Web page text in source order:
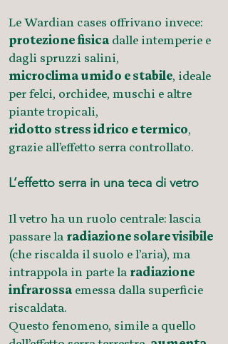
Le Wardian cases offrivano invece:
protezione fisicadalle intemperie e
dagli spruzzi salini,
microclima umido e stabile, ideale
per felci, orchidee, muschi e altre
piante tropicali,
ridotto stress idrico e termico,
grazie all’effetto serra controllato.
L’effetto serra in una teca di vetro
Il vetro ha un ruolo centrale: lascia
passare la radiazione solare visibile
(che riscalda il suolo e l’aria), ma
intrappola in parte la radiazione
infrarossaemessa dalla superficie
riscaldata.
Questo fenomeno, simile a quello